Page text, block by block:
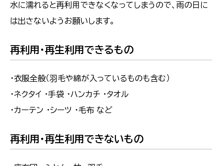
水に濡れると再利用できなくなってしまうので、雨の日に
は出さないようお願いします。
再利用・再生利用できるもの
・衣服全般（羽毛や綿が入っているものも含む）
・ネクタイ ・手袋 ・ハンカチ ・タオル
・カーテン ・シーツ ・毛布 など
再利用・再生利用できないもの